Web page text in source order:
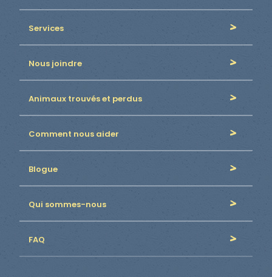
Services
Nous joindre
Animaux trouvés et perdus
Comment nous aider
Blogue
Qui sommes-nous
FAQ